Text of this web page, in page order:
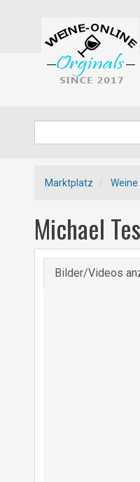
Marktplatz Weine
Michael
Bilder/Videos